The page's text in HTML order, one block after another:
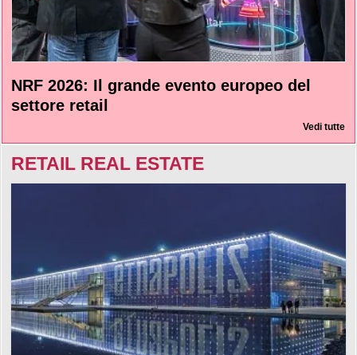
NRF 2026: Il grande evento europeo del
settore retail
Vedi tutte
RETAIL REAL ESTATE